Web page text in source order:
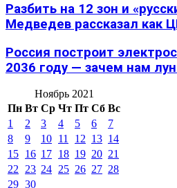
Разбить на 12 зон и
Медведев рассказал как
Россия построит
2036 году — зачем нам
Ноябрь 2021
Пн Вт Ср Чт Пт Сб Вс
1
2 3 4 5 6
7
8
9 10 11 12 13 14
15 16 17 18 19 20 21
22
23 24 25 26 27 28
29 30